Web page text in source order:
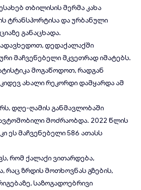
თბილისის მერმა კახა
ტრანსპორტისა და ურბანული
განაცხადა.
დედაქალაქში
მაჩვენებელი მკვეთრად იმატებს.
მოგაწოდოთ, რადგან
ახალი რეკორდი დამყარდა ამ
დღე-ღამის განმავლობაში
მოძრაობდა. 2022 წლის
ეს მაჩვენებელი 586 ათასს
რომ ქალაქი ვითარდება,
რაც ზრდის მოთხოვნას გზების,
საზოგადოებრივი